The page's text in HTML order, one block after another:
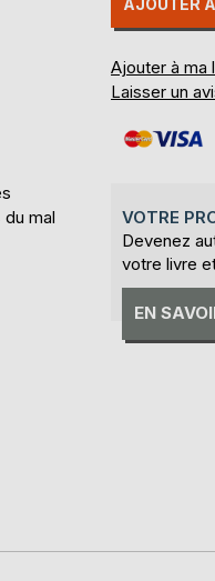
mal
AJOUTER
Ajouter à ma
Laisser un
VOTRE
Devenez
votre livre
EN